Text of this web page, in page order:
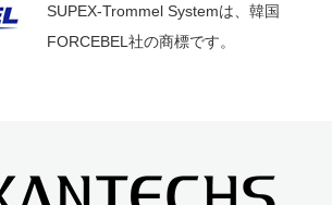
SUPEX-Trommel Systemは、韓国
FORCEBEL社の商標です。